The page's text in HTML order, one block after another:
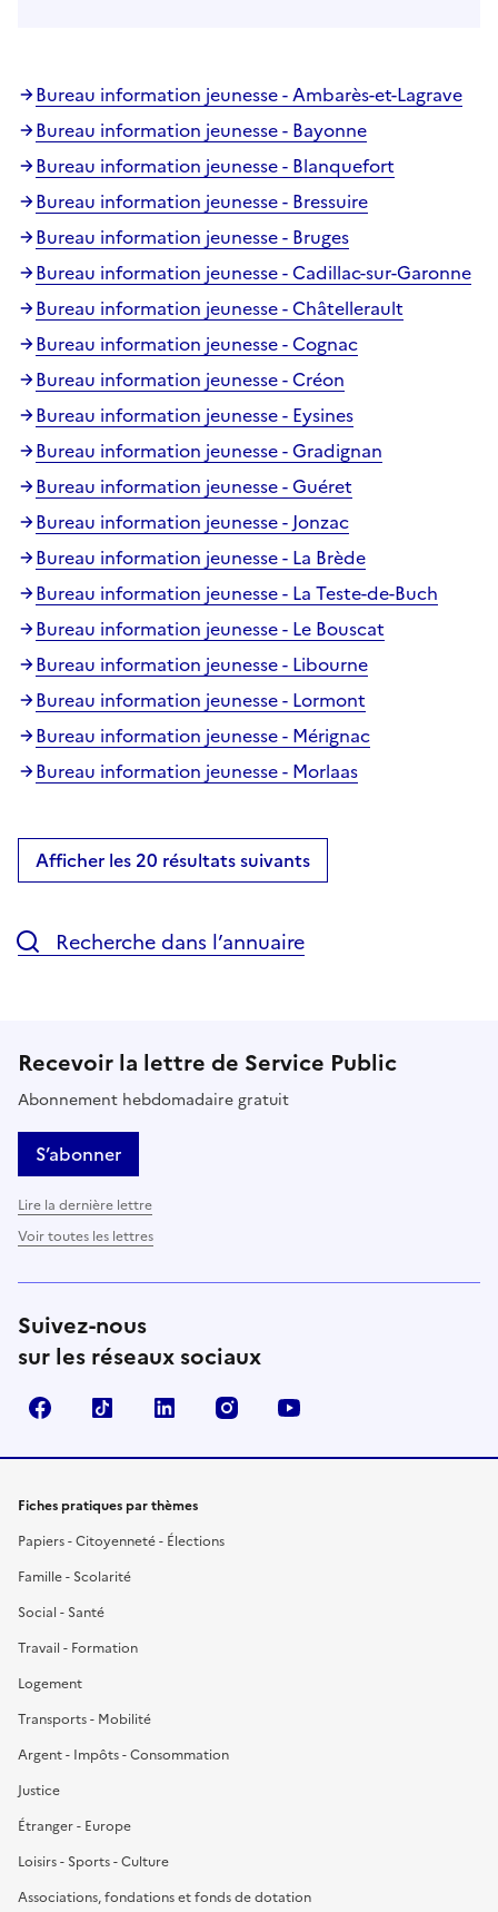
Bureau information jeunesse - Ambarès-et-Lagrave
Bureau information jeunesse - Bayonne
Bureau information jeunesse - Blanquefort
Bureau information jeunesse - Bressuire
Bureau information jeunesse - Bruges
Bureau information jeunesse - Cadillac-sur-Garonne
Bureau information jeunesse - Châtellerault
Bureau information jeunesse - Cognac
Bureau information jeunesse - Créon
Bureau information jeunesse - Eysines
Bureau information jeunesse - Gradignan
Bureau information jeunesse - Guéret
Bureau information jeunesse - Jonzac
Bureau information jeunesse - La Brède
Bureau information jeunesse - La Teste-de-Buch
Bureau information jeunesse - Le Bouscat
Bureau information jeunesse - Libourne
Bureau information jeunesse - Lormont
Bureau information jeunesse - Mérignac
Bureau information jeunesse - Morlaas
Afficher les 20 résultats suivants
Recherche dans l’annuaire
Recevoir la lettre de Service Public
Abonnement hebdomadaire gratuit
S’abonner
Lire la dernière lettre
Voir toutes les lettres
Suivez-nous
sur les réseaux sociaux
FacebookTikTok LinkedIn Instagram
Fiches pratiques par thèmes
Papiers - Citoyenneté - Élections
Famille - Scolarité
Social - Santé
Travail - Formation
Logement
Transports - Mobilité
Argent - Impôts - Consommation
Justice
Étranger - Europe
Loisirs - Sports - Culture
Associations, fondations et fonds de dotation